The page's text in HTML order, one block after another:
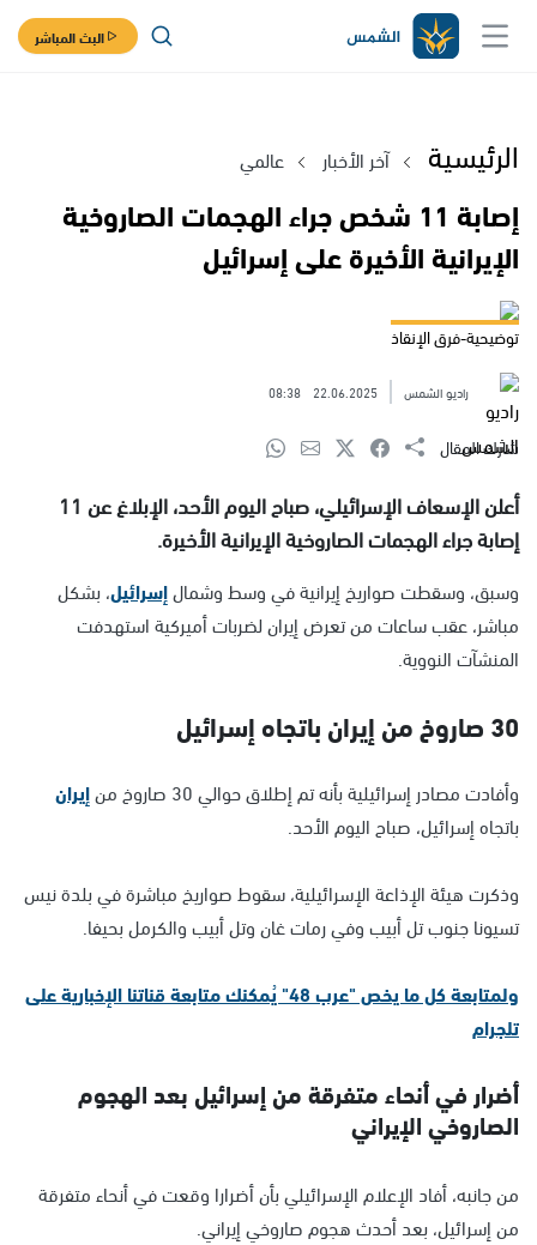
البث المباشر
الرئيسية آخر الأخبار عالمي
إصابة 11 شخص جراء الهجمات الصاروخية
الإيرانية الأخيرة على إسرائيل
توضيحية-فرق الإنقاذ
راديو الشمس 22.06.2025
08:38
شارك المقال
أعلن الإسعاف الإسرائيلي، صباح اليوم الأحد، الإبلاغ عن 11
إصابة جراء الهجمات الصاروخية الإيرانية الأخيرة.
وسبق، وسقطت صواريخ إيرانية في وسط وشمالإسرائيل، بشكل
مباشر، عقب ساعات من تعرض إيران لضربات أميركية استهدفت
المنشآت النووية.
30 صاروخ من إيران باتجاه إسرائيل
وأفادت مصادر إسرائيلية بأنه تم إطلاق حوالي 30 صاروخ من
إيران
باتجاه إسرائيل، صباح اليوم الأحد.
وذكرت هيئة الإذاعة الإسرائيلية، سقوط صواريخ مباشرة في بلدة نيس
تسيونا جنوب تل أبيب وفي رمات غان وتل أبيب والكرمل بحيفا.
ولمتابعة كل ما يخص "عرب 48" يُمكنك متابعة قناتنا الإخبارية على
تلجرام
أضرار في أنحاء متفرقة من إسرائيل بعد الهجوم
الصاروخي الإيراني
من جانبه، أفاد الإعلام الإسرائيلي بأن أضرارا وقعت في أنحاء متفرقة
من إسرائيل، بعد أحدث هجوم صاروخي إيراني.